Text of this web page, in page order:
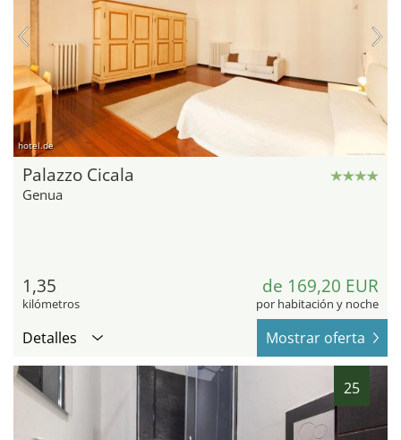
hotel.de
Palazzo Cicala
Genua
1,35
kilómetros
de 169,20 EUR
por habitación y noche
Detalles Mostrar oferta
25